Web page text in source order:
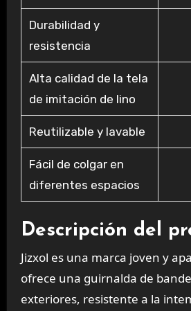
Durabilidad y
resistencia
Alta calidad de la tela
de imitación de lino
Reutilizable y lavable
Fácil de colgar en
diferentes espacios
Descripción del
Jizxol es una marca joven y
ofrece una guirnalda de
exteriores, resistente a la